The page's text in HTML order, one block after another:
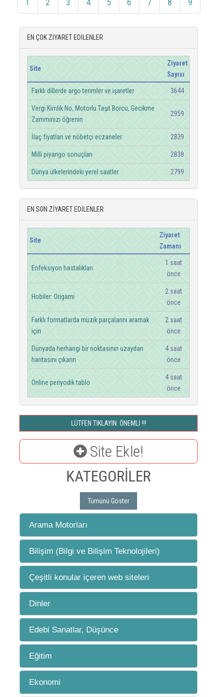
1 2 3 4 5 6 7 8 9
EN ÇOK ZİYARET EDİLENLER
Site
Ziyaret
Sayısı
Farklı dillerde argo terimler ve işaretler 3644
Vergi Kimlik No, Motorlu Taşıt Borcu, Gecikme
Zammınızı öğrenin
2959
İlaç fiyatları ve nöbetçi eczaneler 2839
Milli piyango sonuçları 2838
Dünya ülkelerindeki yerel saatler 2799
EN SON ZİYARET EDİLENLER
Site
Ziyaret
Zamanı
Enfeksiyon hastalıkları
1 saat
önce
Hobiler: Origami
2 saat
önce
Farklı formatlarda müzik parçalarını aramak
için
2 saat
önce
Dünyada herhangi bir noktasının uzaydan
haritasını çıkarın
4 saat
önce
Online periyodik tablo
4 saat
önce
LÜTFEN TIKLAYIN. ÖNEMLİ !!!
Site Ekle!
KATEGORİLER
Tümünü Göster
Arama Motorları
Bilişim (Bilgi ve Bilişim Teknolojileri)
Çeşitli konular içeren web siteleri
Dinler
Edebi Sanatlar, Düşünce
Eğitim
Ekonomi